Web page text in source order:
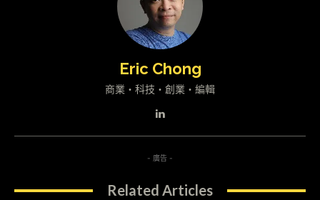
Eric Chong
商業・科技・創業・編輯
- 廣告 -
Related Articles